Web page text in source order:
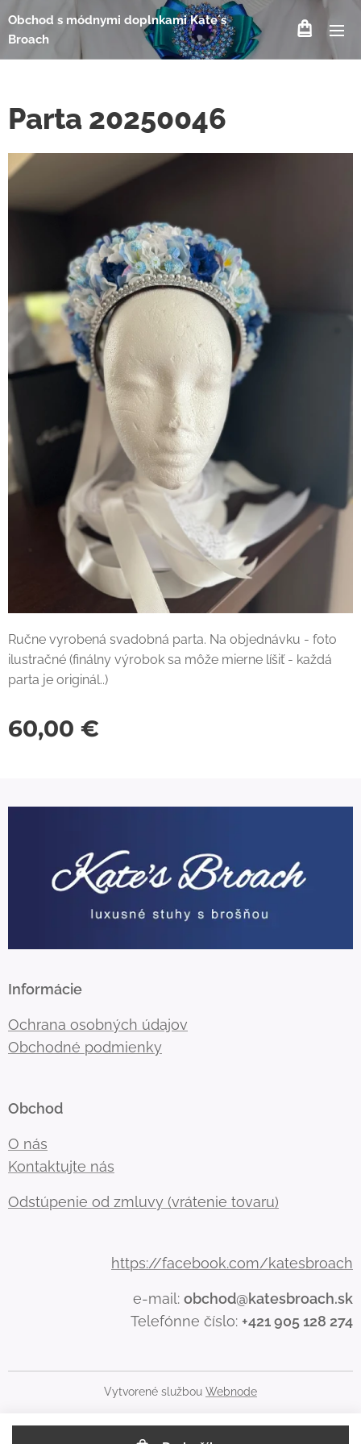
Obchod s módnymi doplnkami Kate´s
Broach
Parta 20250046
Ručne vyrobená svadobná parta. Na objednávku - foto
ilustračné (finálny výrobok sa môže mierne líšiť - každá
parta je originál..)
60,00 €
Informácie
Ochrana osobných údajov
Obchodné podmienky
Obchod
O nás
Kontaktujte nás
Odstúpenie od zmluvy (vrátenie tovaru)
https://facebook.com/katesbroach
e-mail: obchod@katesbroach.sk
Telefónne číslo: +421 905 128 274
Vytvorené službou Webnode